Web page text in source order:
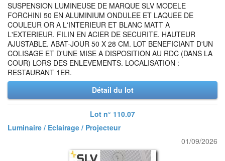
SUSPENSION LUMINEUSE DE MARQUE SLV MODELE
FORCHINI 50 EN ALUMINIUM ONDULEE ET LAQUEE DE
COULEUR OR A L'INTERIEUR ET BLANC MATT A
L'EXTERIEUR. FILIN EN ACIER DE SECURITE. HAUTEUR
AJUSTABLE. ABAT-JOUR 50 X 28 CM. LOT BENEFICIANT D'UN
COLISAGE ET D'UNE MISE A DISPOSITION AU RDC (DANS LA
COUR) LORS DES ENLEVEMENTS. LOCALISATION :
RESTAURANT 1ER.
Détail du lot
Lot n° 110.07
Luminaire / Eclairage / Projecteur
01/09/2026